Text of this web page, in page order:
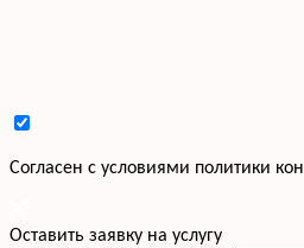
Cогласен с условиями политики
Оставить заявку на услугу